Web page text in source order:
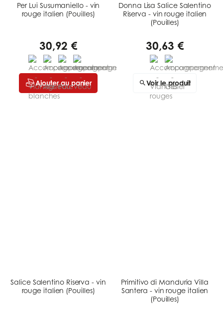
Per Lui Susumaniello - vin
rouge italien (Pouilles)
30,92 €
Ajouter au panier
Donna Lisa Salice Salentino
Riserva - vin rouge italien
(Pouilles)
30,63 €
Voir le produit
Salice Salentino Riserva - vin
rouge italien (Pouilles)
Primitivo di Manduria Villa
Santera - vin rouge italien
(Pouilles)